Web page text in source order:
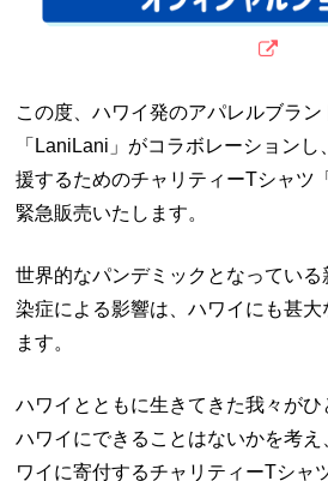
この度、ハワイ発のアパレルブラ
「LaniLani」がコラボレーション
援するためのチャリティーTシャツ
緊急販売いたします。
世界的なパンデミックとなってい
染症による影響は、ハワイにも甚
ます。
ハワイとともに生きてきた我々が
ハワイにできることはないかを考
ワイに寄付するチャリティーTシャ